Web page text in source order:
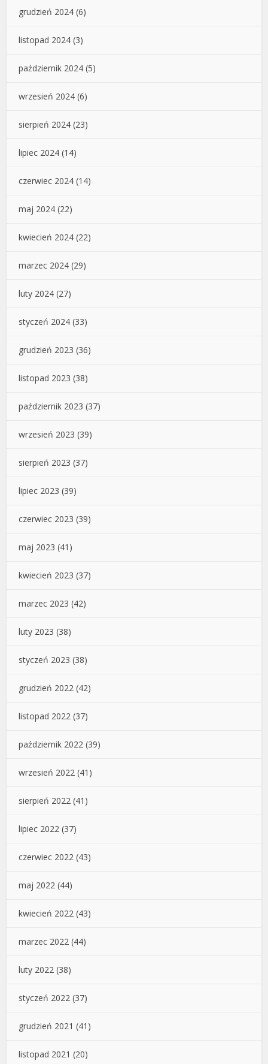
grudzień 2024 (6)
listopad 2024 (3)
październik 2024 (5)
wrzesień 2024 (6)
sierpień 2024 (23)
lipiec 2024 (14)
czerwiec 2024 (14)
maj 2024 (22)
kwiecień 2024 (22)
marzec 2024 (29)
luty 2024 (27)
styczeń 2024 (33)
grudzień 2023 (36)
listopad 2023 (38)
październik 2023 (37)
wrzesień 2023 (39)
sierpień 2023 (37)
lipiec 2023 (39)
czerwiec 2023 (39)
maj 2023 (41)
kwiecień 2023 (37)
marzec 2023 (42)
luty 2023 (38)
styczeń 2023 (38)
grudzień 2022 (42)
listopad 2022 (37)
październik 2022 (39)
wrzesień 2022 (41)
sierpień 2022 (41)
lipiec 2022 (37)
czerwiec 2022 (43)
maj 2022 (44)
kwiecień 2022 (43)
marzec 2022 (44)
luty 2022 (38)
styczeń 2022 (37)
grudzień 2021 (41)
listopad 2021 (20)